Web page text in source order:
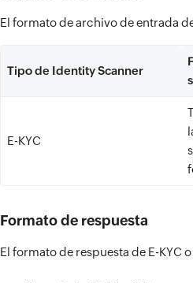
El formato de archivo de entrada
Tipo de Identity Scanner
E-KYC
Formato de respuesta
El formato de respuesta de E-KYC